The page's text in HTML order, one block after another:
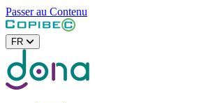
Passer au Contenu
FR